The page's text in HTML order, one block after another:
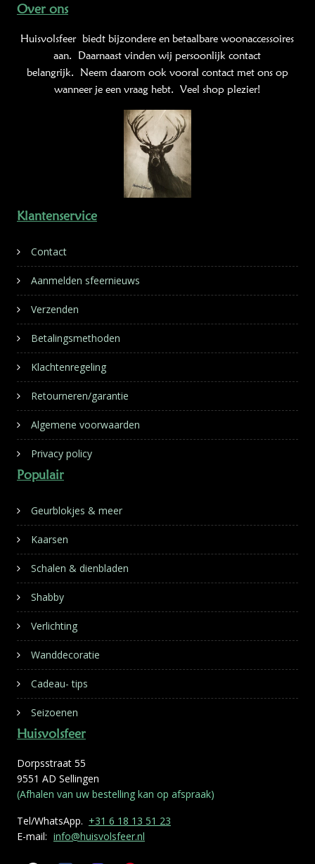
Over ons
Huisvolsfeer biedt bijzondere en betaalbare woonaccessoires
aan. Daarnaast vinden wij persoonlijk contact
belangrijk. Neem daarom ook vooral contact met ons op
wanneer je een vraag hebt. Veel shop plezier!
Klantenservice
Contact
Aanmelden sfeernieuws
Verzenden
Betalingsmethoden
Klachtenregeling
Retourneren/garantie
Algemene voorwaarden
Privacy policy
Populair
Geurblokjes & meer
Kaarsen
Schalen & dienbladen
Shabby
Verlichting
Wanddecoratie
Cadeau- tips
Seizoenen
Huisvolsfeer
Dorpsstraat 55
9551 AD Sellingen
(Afhalen van uw bestelling kan op afspraak)
Tel/WhatsApp. +31 6 18 13 51 23
E-mail: info@huisvolsfeer.nl